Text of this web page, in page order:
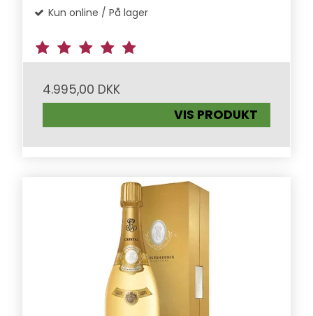
Kun online / På lager
4.995,00 DKK
VIS PRODUKT